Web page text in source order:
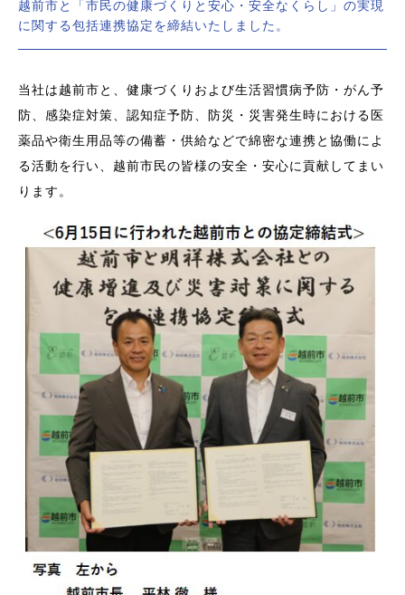
越前市と「市民の健康づくりと安心・安全なくらし」の実現
に関する包括連携協定を締結いたしました。
当社は越前市と、健康づくりおよび生活習慣病予防・がん予
防、感染症対策、認知症予防、防災・災害発生時における医
薬品や衛生用品等の備蓄・供給などで綿密な連携と協働によ
る活動を行い、越前市民の皆様の安全・安心に貢献してまい
ります。